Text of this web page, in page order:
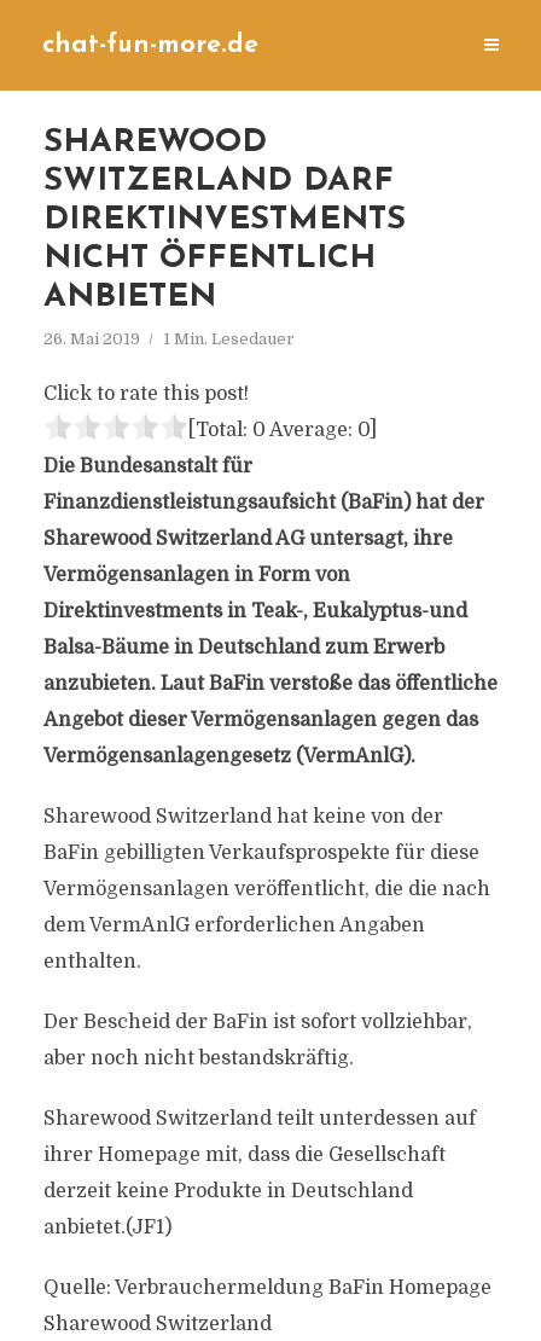
chat-fun-more.de
SHAREWOOD
SWITZERLAND DARF
DIREKTINVESTMENTS
NICHT ÖFFENTLICH
ANBIETEN
26. Mai 2019 1 Min. Lesedauer
Click to rate this post!
[Total: 0 Average: 0]
Die Bundesanstalt für
Finanzdienstleistungsaufsicht (BaFin) hat der
Sharewood Switzerland AG untersagt, ihre
Vermögensanlagen in Form von
Direktinvestments in Teak-, Eukalyptus-und
Balsa-Bäume in Deutschland zum Erwerb
anzubieten. Laut BaFin verstoße das öffentliche
Angebot dieser Vermögensanlagen gegen das
Vermögensanlagengesetz (VermAnlG).
Sharewood Switzerland hat keine von der
BaFin gebilligten Verkaufsprospekte für diese
Vermögensanlagen veröffentlicht, die die nach
dem VermAnlG erforderlichen Angaben
enthalten.
Der Bescheid der BaFin ist sofort vollziehbar,
aber noch nicht bestandskräftig.
Sharewood Switzerland teilt unterdessen auf
ihrer Homepage mit, dass die Gesellschaft
derzeit keine Produkte in Deutschland
anbietet.(JF1)
Quelle: Verbrauchermeldung BaFin Homepage
Sharewood Switzerland